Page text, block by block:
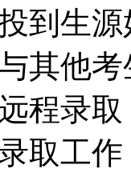
到生
与其他
程录
取工